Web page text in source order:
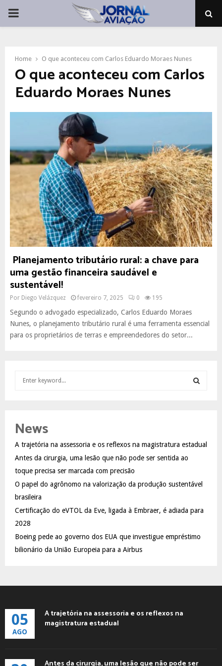
PRIMARY
Home O que aconteceu com Carlos Eduardo Moraes Nunes
O que aconteceu com Carlos
Eduardo Moraes Nunes
Planejamento tributário rural: a chave para
uma gestão financeira saudável e
sustentável!
Por Diego Velázquez fevereiro 7, 2025 0 195
Segundo o advogado especializado, Carlos Eduardo Moraes
Nunes, o planejamento tributário rural é uma ferramenta essencial
para os proprietários de terras e empreendedores do setor...
h
o
r
:
A
C
News
A trajetória na assessoria e os reflexos na magistratura estadual
Antes da cirurgia, uma lesão que não pode ser sentida ao
toque precisa ser marcada com precisão
O papel do agrônomo na valorização da produção sustentável
brasileira
Certificação do eVTOL da Eve, ligada à Embraer, é adiada para
2028
Boeing pede ao governo dos EUA que investigue empréstimo
bilionário da União Europeia para a Airbus
05
AGO
A trajetória na assessoria e os reflexos na
magistratura estadual